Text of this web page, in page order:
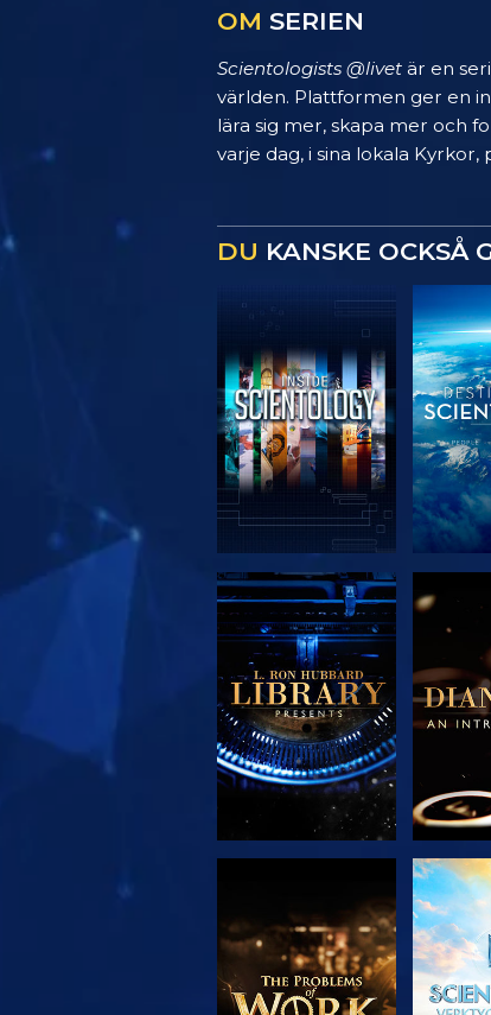
OM SERIEN
Scientologists @livet är en
världen. Plattformen ger en
lära sig mer, skapa mer och
varje dag, i sina lokala
DU KANSKE OCKSÅ
UTFORSKA
SERIEN
UTFORSKA
SERIEN